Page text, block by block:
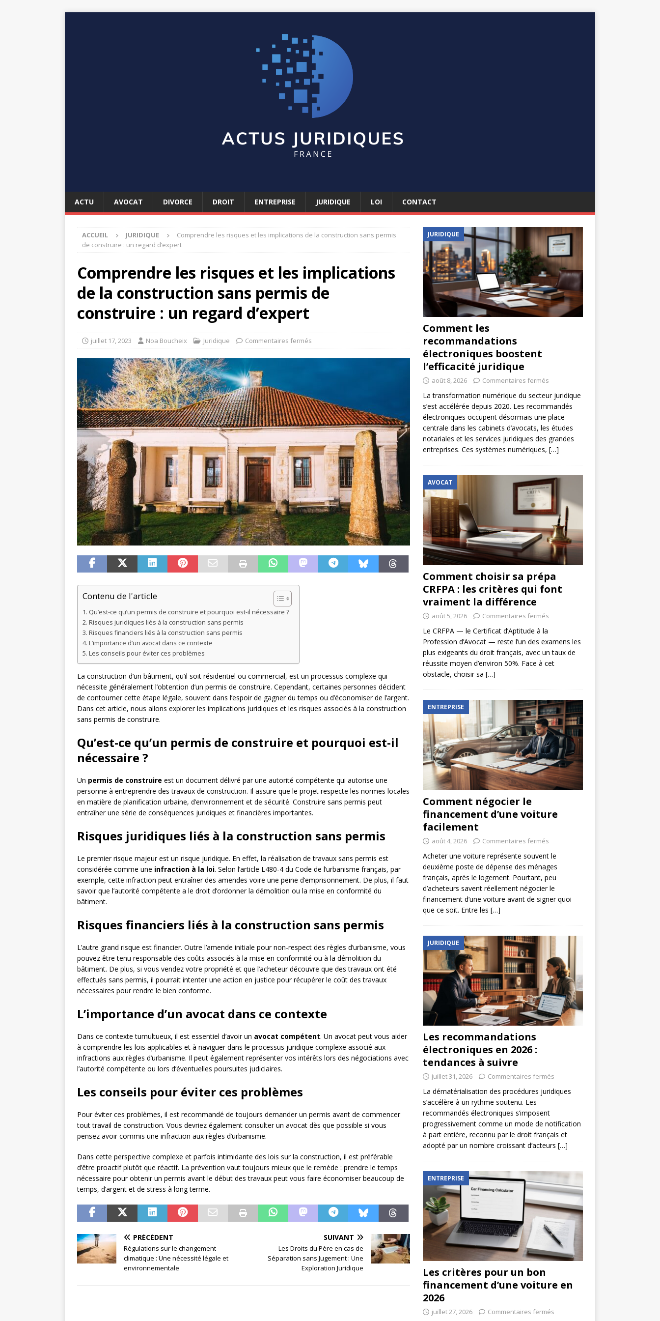
ACTU AVOCAT DIVORCE DROIT ENTREPRISE JURIDIQUE LOI CONTACT
ACCUEIL JURIDIQUE
Comprendre les risques et les implications de la construction sans permis
de construire : un regard d’expert
Comprendre les risques et les implications
de la construction sans permis de
construire : un regard d’expert
juillet 17, 2023 Noa Boucheix Juridique Commentaires fermés
Contenu de l'article
Qu’est-ce qu’un permis de construire et pourquoi est-il nécessaire ?
Risques juridiques liés à la construction sans permis
Risques financiers liés à la construction sans permis
L’importance d’un avocat dans ce contexte
Les conseils pour éviter ces problèmes
La construction d’un bâtiment, qu’il soit résidentiel ou commercial, est un processus complexe qui
nécessite généralement l’obtention d’un permis de construire. Cependant, certaines personnes décident
de contourner cette étape légale, souvent dans l’espoir de gagner du temps ou d’économiser de l’argent.
Dans cet article, nous allons explorer les implications juridiques et les risques associés à la construction
sans permis de construire.
Qu’est-ce qu’un permis de construire et pourquoi est-il
nécessaire ?
Un permis de construire est un document délivré par une autorité compétente qui autorise une
personne à entreprendre des travaux de construction. Il assure que le projet respecte les normes locales
en matière de planification urbaine, d’environnement et de sécurité. Construire sans permis peut
entraîner une série de conséquences juridiques et financières importantes.
Risques juridiques liés à la construction sans permis
Le premier risque majeur est un risque juridique. En effet, la réalisation de travaux sans permis est
considérée comme une infraction à la loi. Selon l’article L480-4 du Code de l’urbanisme français, par
exemple, cette infraction peut entraîner des amendes voire une peine d’emprisonnement. De plus, il faut
savoir que l’autorité compétente a le droit d’ordonner la démolition ou la mise en conformité du
bâtiment.
Risques financiers liés à la construction sans permis
L’autre grand risque est financier. Outre l’amende initiale pour non-respect des règles d’urbanisme, vous
pouvez être tenu responsable des coûts associés à la mise en conformité ou à la démolition du
bâtiment. De plus, si vous vendez votre propriété et que l’acheteur découvre que des travaux ont été
effectués sans permis, il pourrait intenter une action en justice pour récupérer le coût des travaux
nécessaires pour rendre le bien conforme.
L’importance d’un avocat dans ce contexte
Dans ce contexte tumultueux, il est essentiel d’avoir un avocat compétent. Un avocat peut vous aider
à comprendre les lois applicables et à naviguer dans le processus juridique complexe associé aux
infractions aux règles d’urbanisme. Il peut également représenter vos intérêts lors des négociations avec
l’autorité compétente ou lors d’éventuelles poursuites judiciaires.
Les conseils pour éviter ces problèmes
Pour éviter ces problèmes, il est recommandé de toujours demander un permis avant de commencer
tout travail de construction. Vous devriez également consulter un avocat dès que possible si vous
pensez avoir commis une infraction aux règles d’urbanisme.
Dans cette perspective complexe et parfois intimidante des lois sur la construction, il est préférable
d’être proactif plutôt que réactif. La prévention vaut toujours mieux que le remède : prendre le temps
nécessaire pour obtenir un permis avant le début des travaux peut vous faire économiser beaucoup de
temps, d’argent et de stress à long terme.
PRÉCÉDENT
Régulations sur le changement
climatique : Une nécessité légale et
environnementale
SUIVANT
Les Droits du Père en cas de
Séparation sans Jugement : Une
Exploration Juridique
JURIDIQUE
Comment les
recommandations
électroniques boostent
l’efficacité juridique
août 8, 2026 Commentaires fermés
La transformation numérique du secteur juridique
s’est accélérée depuis 2020. Les recommandés
électroniques occupent désormais une place
centrale dans les cabinets d’avocats, les études
notariales et les services juridiques des grandes
entreprises. Ces systèmes numériques, […]
AVOCAT
Comment choisir sa prépa
CRFPA : les critères qui font
vraiment la différence
août 5, 2026 Commentaires fermés
Le CRFPA — le Certificat d’Aptitude à la
Profession d’Avocat — reste l’un des examens les
plus exigeants du droit français, avec un taux de
réussite moyen d’environ 50%. Face à cet
obstacle, choisir sa […]
ENTREPRISE
Comment négocier le
financement d’une voiture
facilement
août 4, 2026 Commentaires fermés
Acheter une voiture représente souvent le
deuxième poste de dépense des ménages
français, après le logement. Pourtant, peu
d’acheteurs savent réellement négocier le
financement d’une voiture avant de signer quoi
que ce soit. Entre les […]
JURIDIQUE
Les recommandations
électroniques en 2026 :
tendances à suivre
juillet 31, 2026 Commentaires fermés
La dématérialisation des procédures juridiques
s’accélère à un rythme soutenu. Les
recommandés électroniques s’imposent
progressivement comme un mode de notification
à part entière, reconnu par le droit français et
adopté par un nombre croissant d’acteurs […]
ENTREPRISE
Les critères pour un bon
financement d’une voiture en
2026
juillet 27, 2026 Commentaires fermés